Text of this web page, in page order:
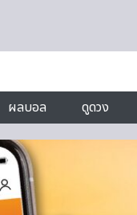
ผลบอล ดูดวง